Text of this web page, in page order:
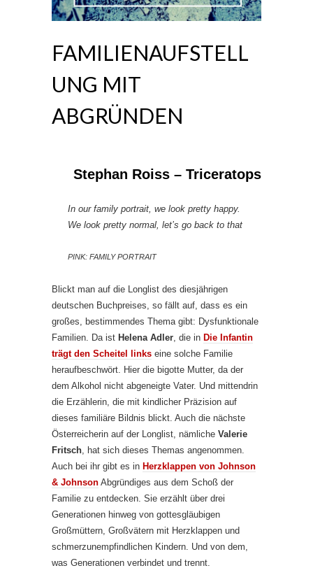
FAMILIENAUFSTELL
UNG MIT
ABGRÜNDEN
Stephan Roiss – Triceratops
In our family portrait, we look pretty happy.
We look pretty normal, let’s go back to that
PINK: FAMILY PORTRAIT
Blickt man auf die Longlist des diesjährigen
deutschen Buchpreises, so fällt auf, dass es ein
großes, bestimmendes Thema gibt: Dysfunktionale
Familien. Da ist Helena Adler , die in Die Infantin
trägt den Scheitel links eine solche Familie
heraufbeschwört. Hier die bigotte Mutter, da der
dem Alkohol nicht abgeneigte Vater. Und mittendrin
die Erzählerin, die mit kindlicher Präzision auf
dieses familiäre Bildnis blickt. Auch die nächste
Österreicherin auf der Longlist, nämliche Valerie
Fritsch , hat sich dieses Themas angenommen.
Auch bei ihr gibt es in Herzklappen von Johnson
& Johnson Abgründiges aus dem Schoß der
Familie zu entdecken. Sie erzählt über drei
Generationen hinweg von gottesgläubigen
Großmüttern, Großvätern mit Herzklappen und
schmerzunempfindlichen Kindern. Und von dem,
was Generationen verbindet und trennt.